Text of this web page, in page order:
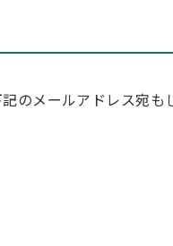
記のメールアドレス宛